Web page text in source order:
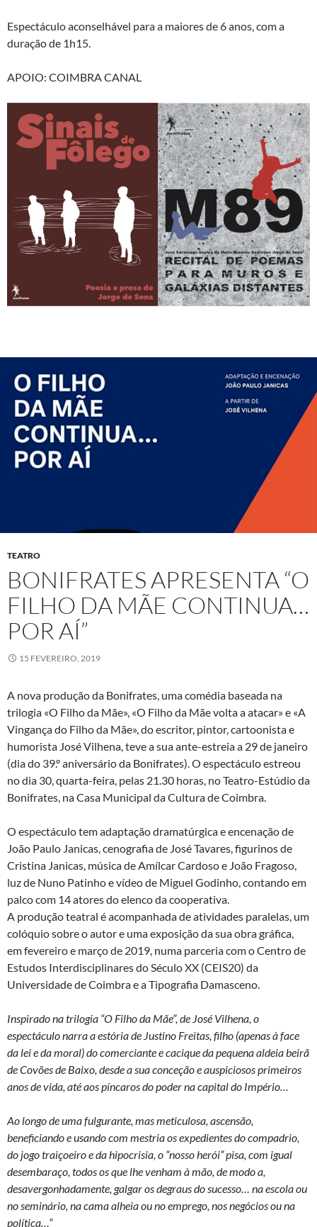
Espectáculo aconselhável para a maiores de 6 anos, com a
duração de 1h15.
APOIO: COIMBRA CANAL
TEATRO
BONIFRATES APRESENTA “O
FILHO DA MÃE CONTINUA…
POR AÍ”
15 FEVEREIRO, 2019
A nova produção da Bonifrates, uma comédia baseada na
trilogia «O Filho da Mãe», «O Filho da Mãe volta a atacar» e «A
Vingança do Filho da Mãe», do escritor, pintor, cartoonista e
humorista José Vilhena, teve a sua ante-estreia a 29 de janeiro
(dia do 39.º aniversário da Bonifrates). O espectáculo estreou
no dia 30, quarta-feira, pelas 21.30 horas, no Teatro-Estúdio da
Bonifrates, na Casa Municipal da Cultura de Coimbra.
O espectáculo tem adaptação dramatúrgica e encenação de
João Paulo Janicas, cenografia de José Tavares, figurinos de
Cristina Janicas, música de Amílcar Cardoso e João Fragoso,
luz de Nuno Patinho e vídeo de Miguel Godinho, contando em
palco com 14 atores do elenco da cooperativa.
A produção teatral é acompanhada de atividades paralelas, um
colóquio sobre o autor e uma exposição da sua obra gráfica,
em fevereiro e março de 2019, numa parceria com o Centro de
Estudos Interdisciplinares do Século XX (CEIS20) da
Universidade de Coimbra e a Tipografia Damasceno.
Inspirado na trilogia “O Filho da Mãe”, de José Vilhena, o
espectáculo narra a estória de Justino Freitas, filho (apenas à face
da lei e da moral) do comerciante e cacique da pequena aldeia beirã
de Covões de Baixo, desde a sua conceção e auspiciosos primeiros
anos de vida, até aos píncaros do poder na capital do Império…
Ao longo de uma fulgurante, mas meticulosa, ascensão,
beneficiando e usando com mestria os expedientes do compadrio,
do jogo traiçoeiro e da hipocrisia, o “nosso herói” pisa, com igual
desembaraço, todos os que lhe venham à mão, de modo a,
desavergonhadamente, galgar os degraus do sucesso… na escola ou
no seminário, na cama alheia ou no emprego, nos negócios ou na
política…”